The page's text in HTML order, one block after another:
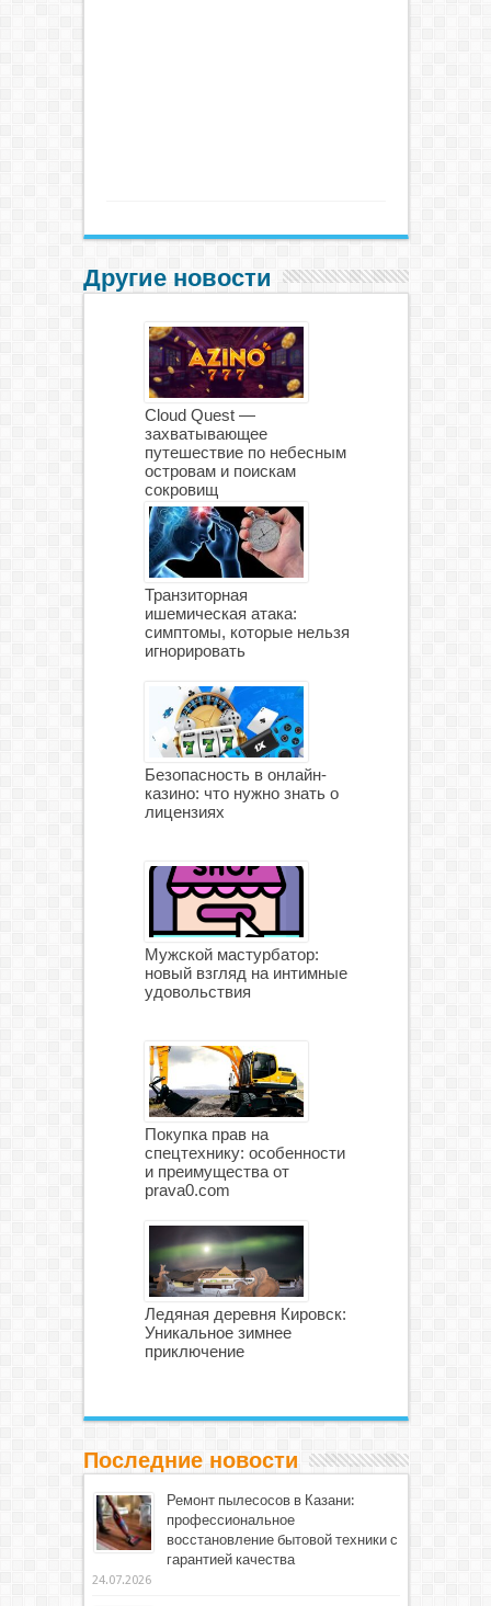
Другие новости
Cloud Quest —
захватывающее
путешествие по небесным
островам и поискам
сокровищ
Транзиторная
ишемическая атака:
симптомы, которые нельзя
игнорировать
Безопасность в онлайн-
казино: что нужно знать о
лицензиях
Мужской мастурбатор:
новый взгляд на интимные
удовольствия
Покупка прав на
спецтехнику: особенности
и преимущества от
prava0.com
Ледяная деревня Кировск:
Уникальное зимнее
приключение
Последние новости
Ремонт пылесосов в Казани:
профессиональное
восстановление бытовой техники с
гарантией качества
24.07.2026